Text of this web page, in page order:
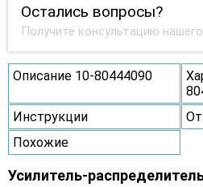
Остались вопросы?
Получите консультацию
Описание 10-80444090
Инструкции
Похожие
Усилитель-